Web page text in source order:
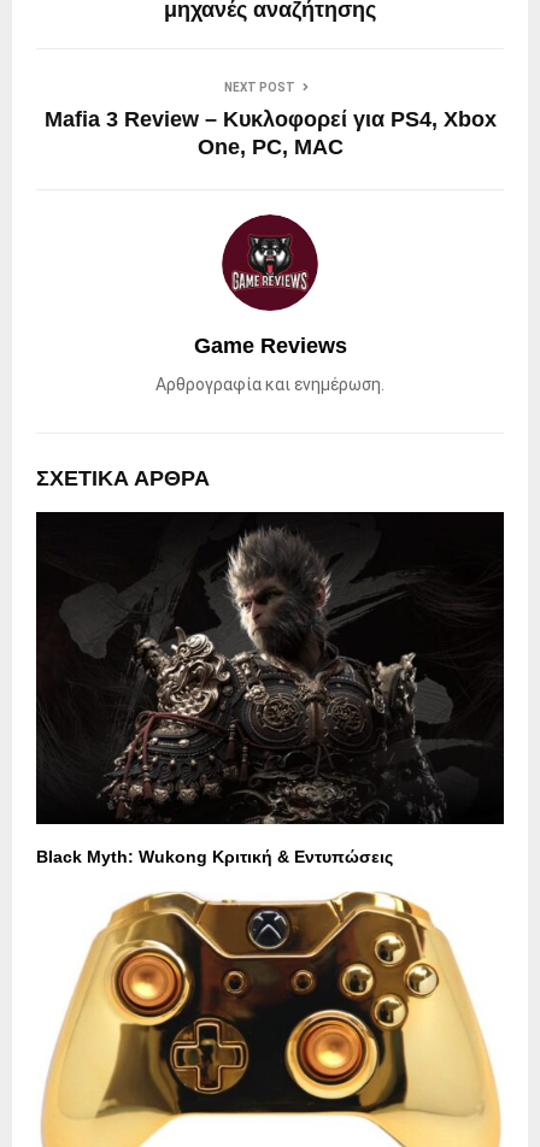
μηχανές αναζήτησης
NEXT POST
Mafia 3 Review – Κυκλοφορεί για PS4, Xbox
One, PC, MAC
Game Reviews
Αρθρογραφία και ενημέρωση.
ΣΧΕΤΙΚΑ ΑΡΘΡΑ
Black Myth: Wukong Κριτική & Εντυπώσεις